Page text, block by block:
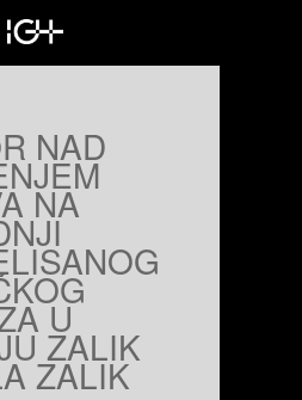
NAD
NA
U
ZALIK
ZALIK